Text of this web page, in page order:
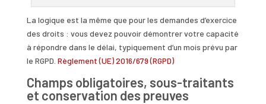
La logique est la même que pour les demandes d’exercice
des droits : vous devez pouvoir démontrer votre capacité
à répondre dans le délai, typiquement d’un mois prévu par
le RGPD. Règlement (UE) 2016/679 (RGPD)
Champs obligatoires, sous-traitants
et conservation des preuves